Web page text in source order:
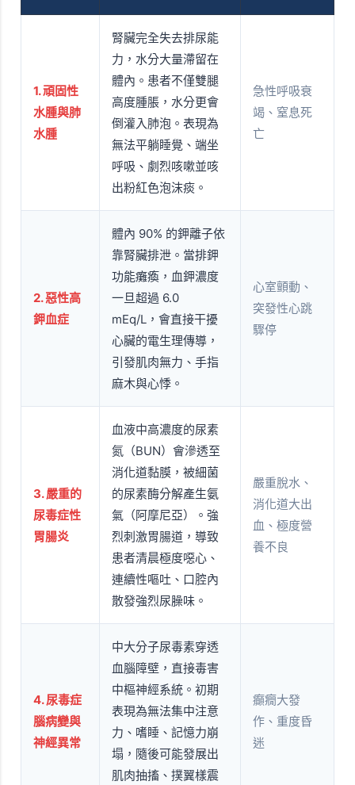
1. 頑固性
水腫與肺
水腫
腎臟完全失去排尿能
力，水分大量滯留在
體內。患者不僅雙腿
高度腫脹，水分更會
倒灌入肺泡。表現為
無法平躺睡覺、端坐
呼吸、劇烈咳嗽並咳
出粉紅色泡沫痰。
急性呼吸衰
竭、窒息死
亡
2. 惡性高
鉀血症
體內 90% 的鉀離子依
靠腎臟排泄。當排鉀
功能癱瘓，血鉀濃度
一旦超過 6.0
mEq/L，會直接干擾
心臟的電生理傳導，
引發肌肉無力、手指
麻木與心悸。
心室顫動、
突發性心跳
驟停
3. 嚴重的
尿毒症性
胃腸炎
血液中高濃度的尿素
氮（BUN）會滲透至
消化道黏膜，被細菌
的尿素酶分解產生氨
氣（阿摩尼亞）。強
烈刺激胃腸道，導致
患者清晨極度噁心、
連續性嘔吐、口腔內
散發強烈尿臊味。
嚴重脫水、
消化道大出
血、極度營
養不良
4. 尿毒症
腦病變與
神經異常
中大分子尿毒素穿透
血腦障壁，直接毒害
中樞神經系統。初期
表現為無法集中注意
力、嗜睡、記憶力崩
塌，隨後可能發展出
肌肉抽搐、撲翼樣震
癲癇大發
作、重度昏
迷